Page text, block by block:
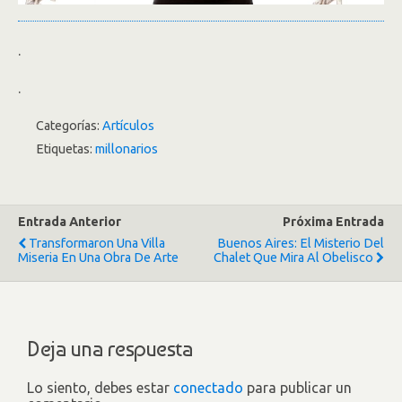
.
.
Categorías: Artículos
Etiquetas: millonarios
Entrada Anterior
Transformaron Una Villa
Miseria En Una Obra De Arte
Próxima Entrada
Buenos Aires: El Misterio Del
Chalet Que Mira Al Obelisco
Deja una respuesta
Lo siento, debes estar conectado para publicar un